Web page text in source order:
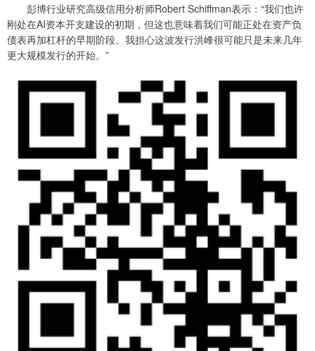
彭博行业研究高级信用分析师Robert Schiffman表示：“我们也许
刚处在AI资本开支建设的初期，但这也意味着我们可能正处在资产负
债表再加杠杆的早期阶段。我担心这波发行洪峰很可能只是未来几年
更大规模发行的开始。”